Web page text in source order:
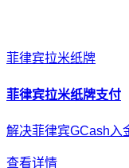
菲律宾拉米纸牌
菲律宾拉米纸牌支付
解决菲律宾GCash入
查看详情